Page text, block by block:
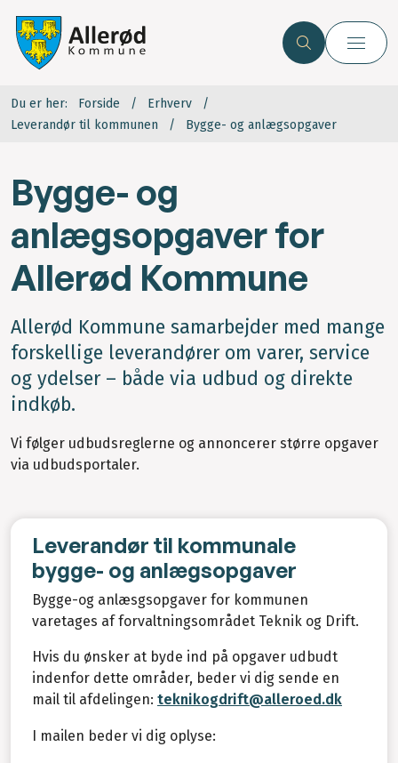
Du er her: Forside
Erhverv
Leverandør til kommunen
Bygge- og anlægsopgaver
Bygge- og
anlægsopgaver for
Allerød Kommune
Allerød Kommune samarbejder med mange
forskellige leverandører om varer, service
og ydelser – både via udbud og direkte
indkøb.
Vi følger udbudsreglerne og annoncerer større opgaver
via udbudsportaler.
Leverandør til kommunale
bygge- og anlægsopgaver
Bygge-og anlæsgsopgaver for kommunen
varetages af forvaltningsområdet Teknik og Drift.
Hvis du ønsker at byde ind på opgaver udbudt
indenfor dette områder, beder vi dig sende en
mail til afdelingen: teknikogdrift@alleroed.dk
I mailen beder vi dig oplyse: